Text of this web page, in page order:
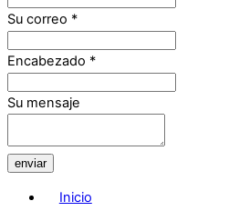
Su correo *
Encabezado *
Su mensaje
enviar
Inicio